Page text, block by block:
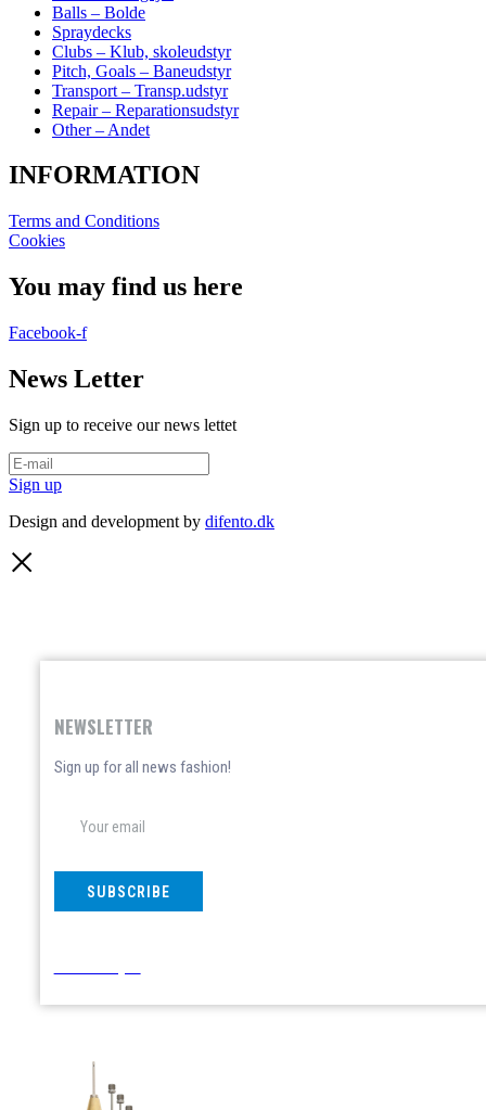
Balls – Bolde
Spraydecks
Clubs – Klub, skoleudstyr
Pitch, Goals – Baneudstyr
Transport – Transp.udstyr
Repair – Reparationsudstyr
Other – Andet
INFORMATION
Terms and Conditions
Cookies
You may find us here
Facebook-f
News Letter
Sign up to receive our news lettet
Sign up
Design and development by difento.dk
NEWSLETTER
Sign up for all news fashion!
SUBSCRIBE